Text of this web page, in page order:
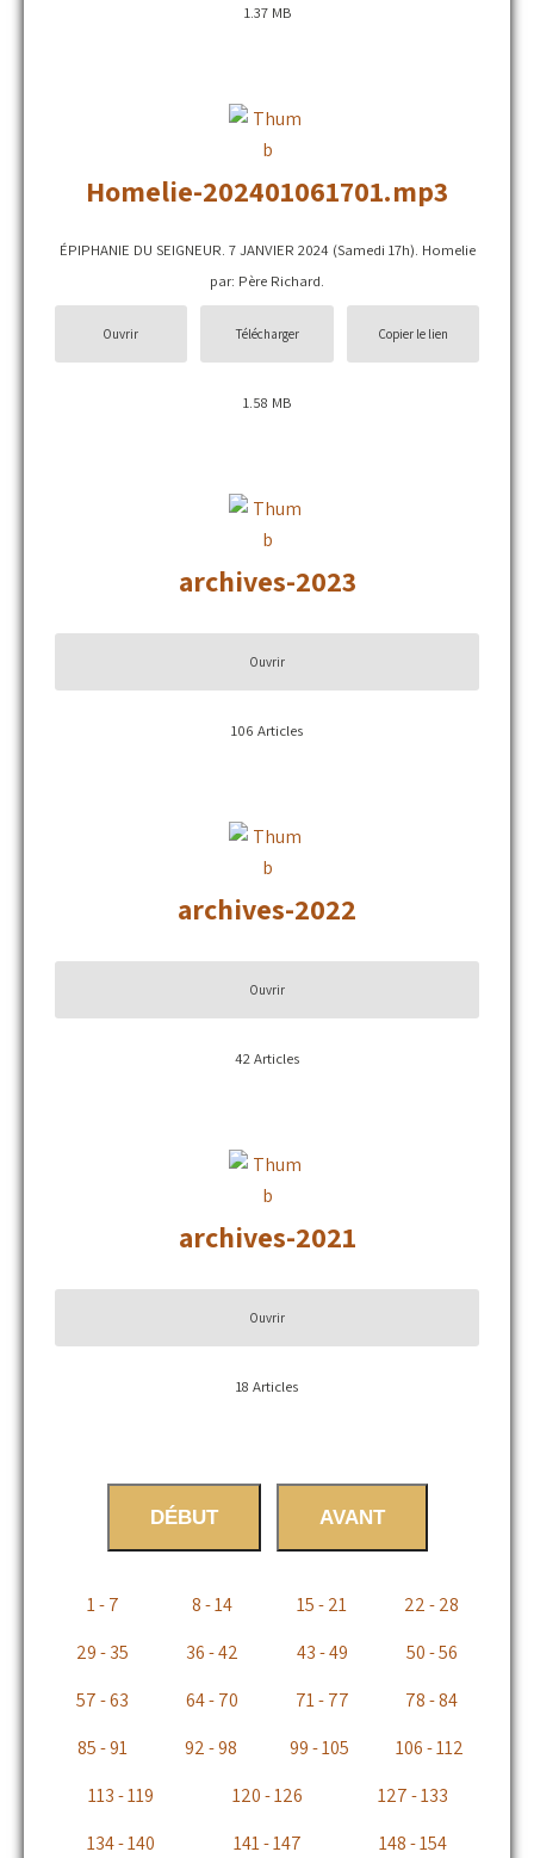
1.37 MB
Homelie-202401061701.mp3
ÉPIPHANIE DU SEIGNEUR. 7 JANVIER 2024 (Samedi 17h). Homelie
par: Père Richard.
Ouvrir Télécharger Copier le lien
1.58 MB
archives-2023
Ouvrir
106 Articles
archives-2022
Ouvrir
42Articles
archives-2021
Ouvrir
18 Articles
DÉBUT AVANT
1 - 7 8 - 14 15 - 21
22 - 28
29 - 35
36 - 42 43 - 49
50 - 56
57 - 63
64 - 70 71 - 77
78 - 84
85 - 91
92 - 98 99 - 105
106 - 112
113 - 119
120 - 126
127 - 133
134 - 140
141 - 147
148 - 154